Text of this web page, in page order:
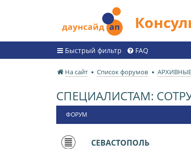
Быстрый фильтр FAQ
На сайт Список форумов
СПЕЦИАЛИСТАМ:
ФОРУМ
СЕВАСТОПОЛЬ